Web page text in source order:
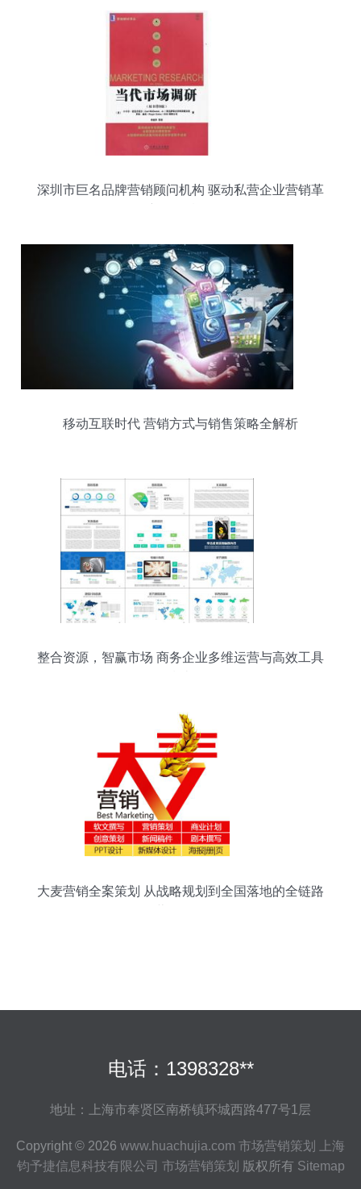
深圳市巨名品牌营销顾问机构 驱动私营企业营销革
移动互联时代 营销方式与销售策略全解析
整合资源，智赢市场 商务企业多维运营与高效工具
大麦营销全案策划 从战略规划到全国落地的全链路
电话：1398328**
地址：上海市奉贤区南桥镇环城西路477号1层
Copyright © 2026 www.huachujia.com 市场营销策划
上海
钧予捷信息科技有限公司 市场营销策划 版权所有 Sitemap